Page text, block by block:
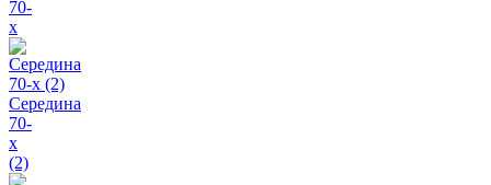
70-
х
Середина
70-
х
(2)